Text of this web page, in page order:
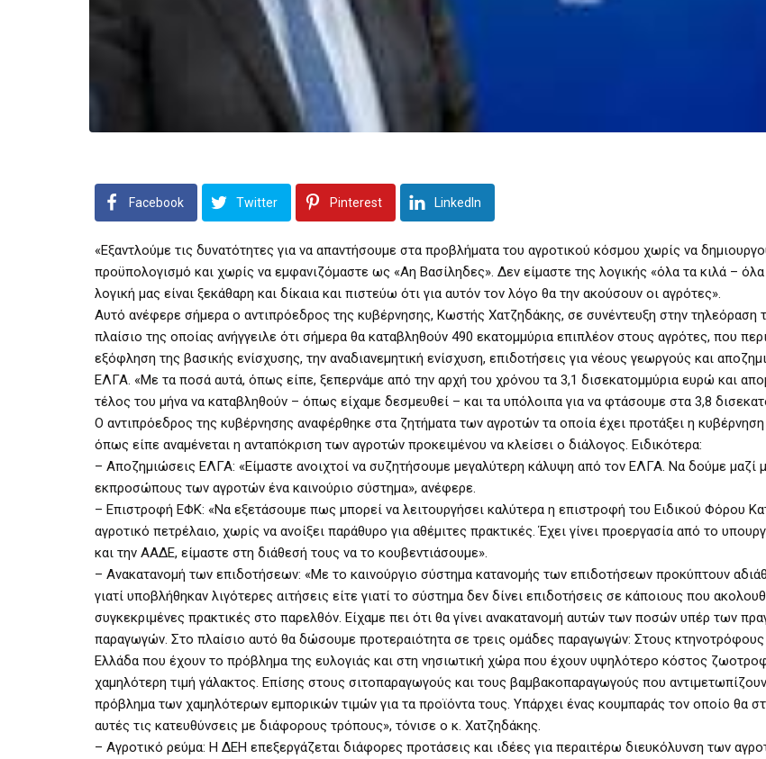
Facebook Twitter Pinterest LinkedIn
«Εξαντλούμε τις δυνατότητες για να απαντήσουμε στα προβλήματα του αγροτικού κόσμου χωρίς να
προϋπολογισμό και χωρίς να εμφανιζόμαστε ως «Αη Βασίληδες». Δεν είμαστε της λογικής «όλα τα κιλά –
λογική μας είναι ξεκάθαρη και δίκαια και πιστεύω ότι για αυτόν τον λόγο θα την ακούσουν οι αγρότες».
Αυτό ανέφερε σήμερα ο αντιπρόεδρος της κυβέρνησης, Κωστής Χατζηδάκης, σε συνέντευξη στην τηλεόραση
πλαίσιο της οποίας ανήγγειλε ότι σήμερα θα καταβληθούν 490 εκατομμύρια επιπλέον στους αγρότες, που
εξόφληση της βασικής ενίσχυσης, την αναδιανεμητική ενίσχυση, επιδοτήσεις για νέους γεωργούς και
ΕΛΓΑ. «Με τα ποσά αυτά, όπως είπε, ξεπερνάμε από την αρχή του χρόνου τα 3,1 δισεκατομμύρια ευρώ και
τέλος του μήνα να καταβληθούν – όπως είχαμε δεσμευθεί – και τα υπόλοιπα για να φτάσουμε στα 3,8
Ο αντιπρόεδρος της κυβέρνησης αναφέρθηκε στα ζητήματα των αγροτών τα οποία έχει προτάξει η κυβέρνηση
όπως είπε αναμένεται η ανταπόκριση των αγροτών προκειμένου να κλείσει ο διάλογος. Ειδικότερα:
– Αποζημιώσεις ΕΛΓΑ: «Είμαστε ανοιχτοί να συζητήσουμε μεγαλύτερη κάλυψη από τον ΕΛΓΑ. Να δούμε μαζί
εκπροσώπους των αγροτών ένα καινούριο σύστημα», ανέφερε.
– Επιστροφή ΕΦΚ: «Να εξετάσουμε πως μπορεί να λειτουργήσει καλύτερα η επιστροφή του Ειδικού Φόρου
αγροτικό πετρέλαιο, χωρίς να ανοίξει παράθυρο για αθέμιτες πρακτικές. Έχει γίνει προεργασία από το
και την ΑΑΔΕ, είμαστε στη διάθεσή τους να το κουβεντιάσουμε».
– Ανακατανομή των επιδοτήσεων: «Με το καινούργιο σύστημα κατανομής των επιδοτήσεων προκύπτουν
γιατί υποβλήθηκαν λιγότερες αιτήσεις είτε γιατί το σύστημα δεν δίνει επιδοτήσεις σε κάποιους που
συγκεκριμένες πρακτικές στο παρελθόν. Είχαμε πει ότι θα γίνει ανακατανομή αυτών των ποσών υπέρ των
παραγωγών. Στο πλαίσιο αυτό θα δώσουμε προτεραιότητα σε τρεις ομάδες παραγωγών: Στους κτηνοτρόφους
Ελλάδα που έχουν το πρόβλημα της ευλογιάς και στη νησιωτική χώρα που έχουν υψηλότερο κόστος
χαμηλότερη τιμή γάλακτος. Επίσης στους σιτοπαραγωγούς και τους βαμβακοπαραγωγούς που
πρόβλημα των χαμηλότερων εμπορικών τιμών για τα προϊόντα τους. Υπάρχει ένας κουμπαράς τον οποίο θα
αυτές τις κατευθύνσεις με διάφορους τρόπους», τόνισε ο κ. Χατζηδάκης.
– Αγροτικό ρεύμα: Η ΔΕΗ επεξεργάζεται διάφορες προτάσεις και ιδέες για περαιτέρω διευκόλυνση των